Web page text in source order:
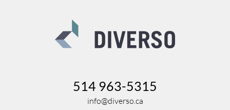
514 963-5315
info@diverso.ca